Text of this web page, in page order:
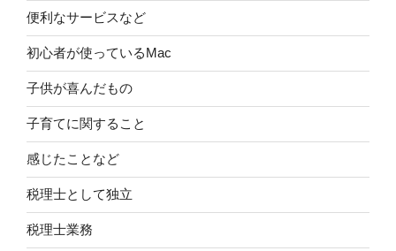
便利なサービスなど
初心者が使っているMac
子供が喜んだもの
子育てに関すること
感じたことなど
税理士として独立
税理士業務